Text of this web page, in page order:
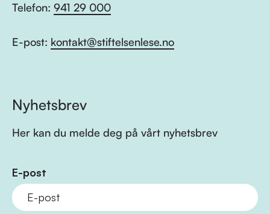
Telefon: 941 29 000
E-post: kontakt@stiftelsenlese.no
Nyhetsbrev
Her kan du melde deg på vårt nyhetsbrev
E-post